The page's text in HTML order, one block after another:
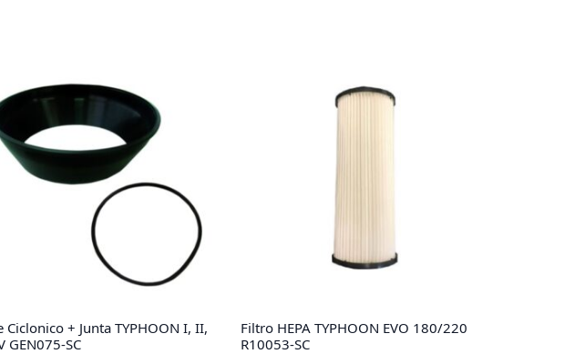
Ciclonico + Junta TYPHOON I, II,
GEN075-SC
Filtro HEPA TYPHOON EVO 180/220
R10053-SC